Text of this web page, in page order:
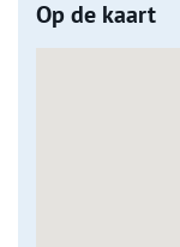
Op de kaart